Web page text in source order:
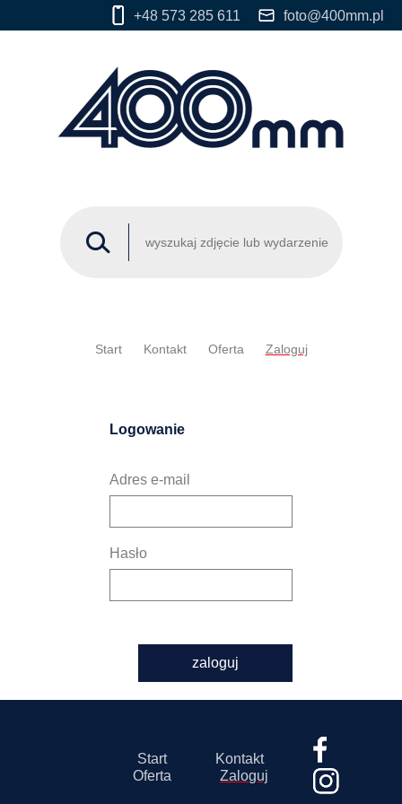
+48 573 285 611 foto@400mm.pl
Start Kontakt Oferta Zaloguj
Logowanie
Adres e-mail
Hasło
zaloguj
Start
Kontakt
Oferta
Zaloguj